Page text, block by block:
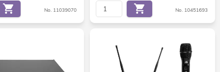
No. 11039070 No. 10451693